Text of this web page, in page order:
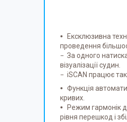
Ексклюзивна
проведення
− За одного
візуалізації судин.
− iSCAN працює
Функція
кривих.
Режим гармонік
рівня перешкод і